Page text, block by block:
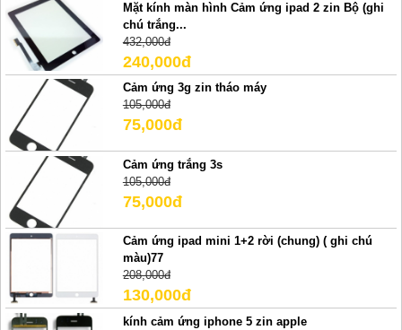
Mặt kính màn hình Cảm ứng ipad 2 zin Bộ (ghi
chú trắng...
432,000đ
240,000đ
Cảm ứng 3g zin tháo máy
105,000đ
75,000đ
Cảm ứng trắng 3s
105,000đ
75,000đ
Cảm ứng ipad mini 1+2 rời (chung) ( ghi chú
màu)77
208,000đ
130,000đ
kính cảm ứng iphone 5 zin apple